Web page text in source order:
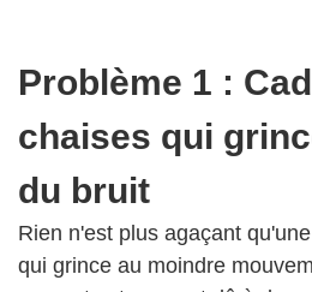
Problème 1 :
chaises qui
du bruit
Rien n'est plus agaçant
qui grince au moindre